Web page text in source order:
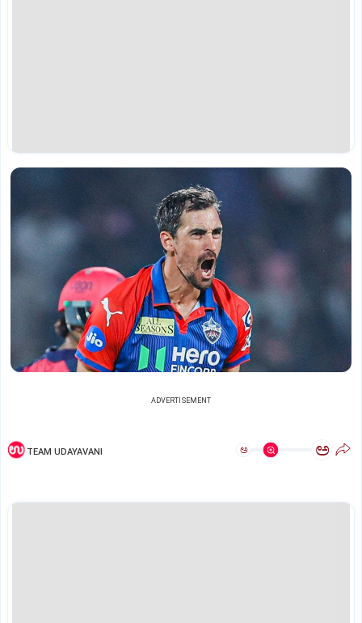
ADVERTISEMENT
TEAM UDAYAVANI ಅ ಅ